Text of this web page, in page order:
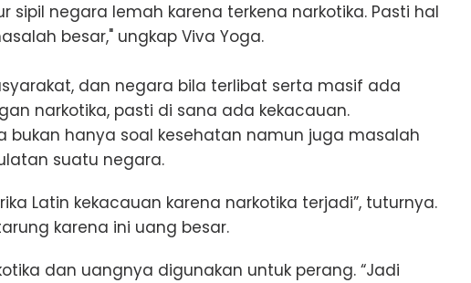
sipil negara lemah karena terkena narkotika. Pasti hal
besar," ungkap Viva Yoga.
dan negara bila terlibat serta masif ada
narkotika, pasti di sana ada kekacauan.
bukan hanya soal kesehatan namun juga masalah
suatu negara.
Latin kekacauan karena narkotika terjadi”, tuturnya.
karena ini uang besar.
dan uangnya digunakan untuk perang. “Jadi